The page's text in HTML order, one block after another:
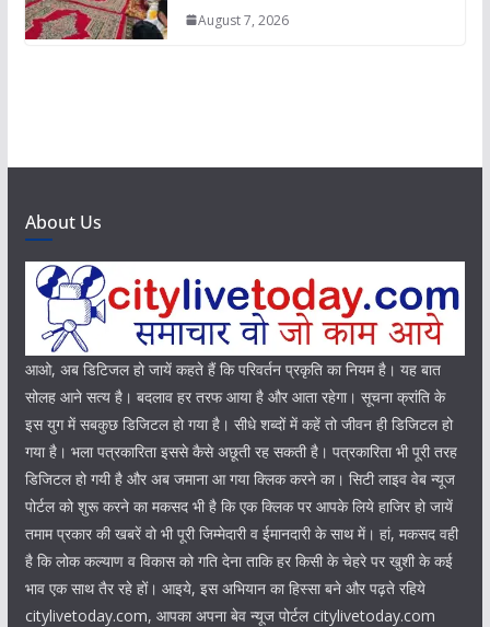
August 7, 2026
About Us
आओ, अब डिटिजल हो जायें कहते हैं कि परिवर्तन प्रकृति का नियम है। यह बात
सोलह आने सत्य है। बदलाव हर तरफ आया है और आता रहेगा। सूचना क्रांति के
इस युग में सबकुछ डिजिटल हो गया है। सीधे शब्दों में कहें तो जीवन ही डिजिटल हो
गया है। भला पत्रकारिता इससे कैसे अछूती रह सकती है। पत्रकारिता भी पूरी तरह
डिजिटल हो गयी है और अब जमाना आ गया क्लिक करने का। सिटी लाइव वेब न्यूज
पोर्टल को शुरू करने का मकसद भी है कि एक क्लिक पर आपके लिये हाजिर हो जायें
तमाम प्रकार की खबरें वो भी पूरी जिम्मेदारी व ईमानदारी के साथ में। हां, मकसद वही
है कि लोक कल्याण व विकास को गति देना ताकि हर किसी के चेहरे पर खुशी के कई
भाव एक साथ तैर रहे हों। आइये, इस अभियान का हिस्सा बने और पढ़ते रहिये
citylivetoday.com, आपका अपना बेव न्यूज पोर्टल citylivetoday.com